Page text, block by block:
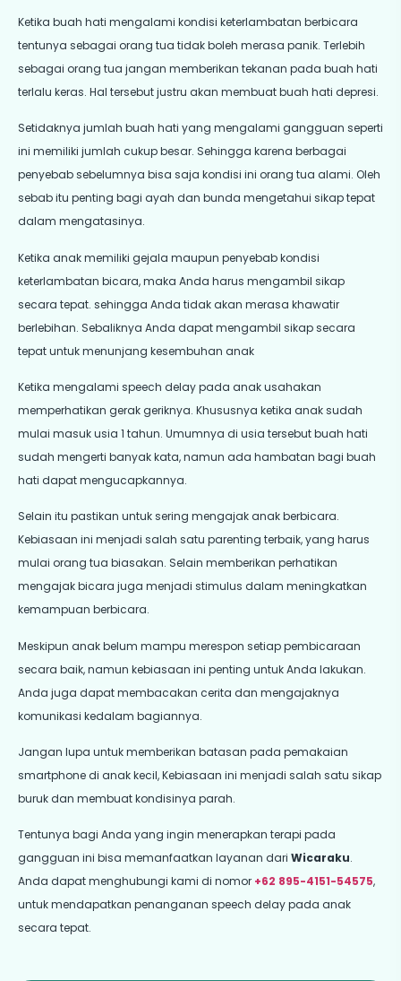
Ketika buah hati mengalami kondisi keterlambatan berbicara
tentunya sebagai orang tua tidak boleh merasa panik. Terlebih
sebagai orang tua jangan memberikan tekanan pada buah hati
terlalu keras. Hal tersebut justru akan membuat buah hati depresi.
Setidaknya jumlah buah hati yang mengalami gangguan seperti
ini memiliki jumlah cukup besar. Sehingga karena berbagai
penyebab sebelumnya bisa saja kondisi ini orang tua alami. Oleh
sebab itu penting bagi ayah dan bunda mengetahui sikap tepat
dalam mengatasinya.
Ketika anak memiliki gejala maupun penyebab kondisi
keterlambatan bicara, maka Anda harus mengambil sikap
secara tepat. sehingga Anda tidak akan merasa khawatir
berlebihan. Sebaliknya Anda dapat mengambil sikap secara
tepat untuk menunjang kesembuhan anak
Ketika mengalami speech delay pada anak usahakan
memperhatikan gerak geriknya. Khususnya ketika anak sudah
mulai masuk usia 1 tahun. Umumnya di usia tersebut buah hati
sudah mengerti banyak kata, namun ada hambatan bagi buah
hati dapat mengucapkannya.
Selain itu pastikan untuk sering mengajak anak berbicara.
Kebiasaan ini menjadi salah satu parenting terbaik, yang harus
mulai orang tua biasakan. Selain memberikan perhatikan
mengajak bicara juga menjadi stimulus dalam meningkatkan
kemampuan berbicara.
Meskipun anak belum mampu merespon setiap pembicaraan
secara baik, namun kebiasaan ini penting untuk Anda lakukan.
Anda juga dapat membacakan cerita dan mengajaknya
komunikasi kedalam bagiannya.
Jangan lupa untuk memberikan batasan pada pemakaian
smartphone di anak kecil, Kebiasaan ini menjadi salah satu sikap
buruk dan membuat kondisinya parah.
Tentunya bagi Anda yang ingin menerapkan terapi pada
gangguan ini bisa memanfaatkan layanan dari Wicaraku.
Anda dapat menghubungi kami di nomor +62 895-4151-54575,
untuk mendapatkan penanganan speech delay pada anak
secara tepat.